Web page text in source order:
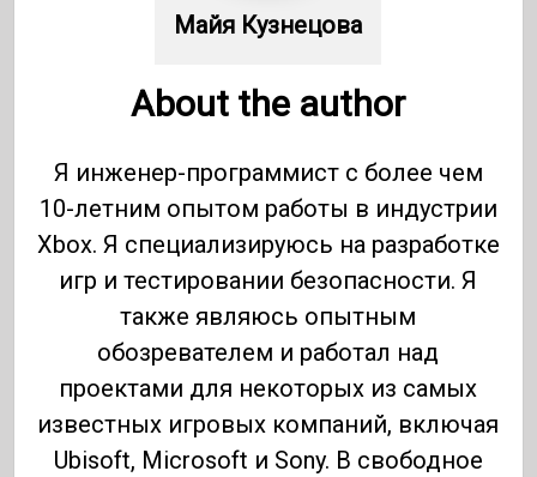
Майя Кузнецова
About the author
Я инженер-программист с более чем
10-летним опытом работы в индустрии
Xbox. Я специализируюсь на разработке
игр и тестировании безопасности. Я
также являюсь опытным
обозревателем и работал над
проектами для некоторых из самых
известных игровых компаний, включая
Ubisoft, Microsoft и Sony. В свободное